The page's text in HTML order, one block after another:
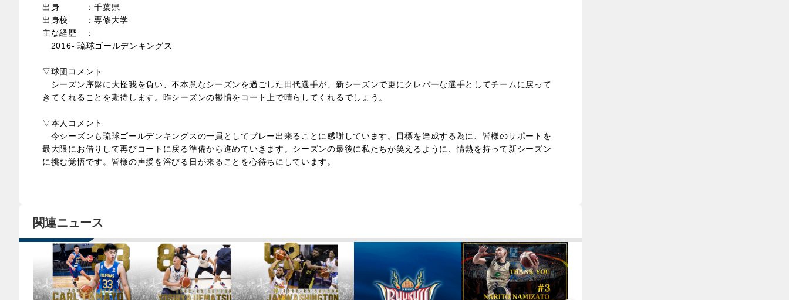
出身 ：千葉県
出身校 ：専修大学
主な経歴 ：
2016- 琉球ゴールデンキングス
▽球団コメント
シーズン序盤に大怪我を負い、不本意なシーズンを過ごした田代選手が、新シーズンで更にクレバーな選手としてチームに戻って
きてくれることを期待します。昨シーズンの鬱憤をコート上で晴らしてくれるでしょう。
▽本人コメント
今シーズンも琉球ゴールデンキングスの一員としてプレー出来ることに感謝しています。目標を達成する為に、皆様のサポートを
最大限にお借りして再びコートに戻る準備から進めていきます。シーズンの最後に私たちが笑えるように、情熱を持って新シーズン
に挑む覚悟です。皆様の声援を浴びる日が来ることを心待ちにしています。
関連ニュース